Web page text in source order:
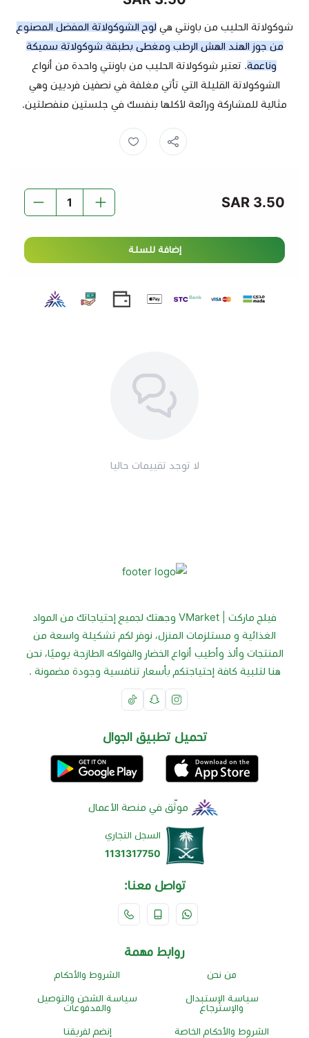
شوكولاتة الحليب من باونتي هي لوح الشوكولاتة المفضل المصنوع
من جوز الهند الهش الرطب ومغطى بطبقة شوكولاتة سميكة
وناعمة. تعتبر شوكولاتة الحليب من باونتي واحدة من أنواع
الشوكولاتة القليلة التي تأتي مغلفة في نصفين فرديين وهي
مثالية للمشاركة ورائعة لأكلها بنفسك في جلستين منفصلتين.
3.50 SAR
إضافة للسلة
لا توجد تقييمات حاليا
فيلج ماركت | VMarket وجهتك لجميع إحتياجاتك من المواد
الغذائية و مستلزمات المنزل، نوفر لكم تشكيلة واسعة من
المنتجات وألذ وأطيب أنواع الخضار والفواكه الطازجة يوميًا، نحن
هنا لتلبية كافة إحتياجتكم بأسعار تنافسية وجودة مضمونة .
تحميل تطبيق الجوال
موثّق في منصة الأعمال
السجل التجاري
1131317750
تواصل معنا:
روابط مهمة
من نحن الشروط والأحكام
سياسة الإستبدال
والإسترجاع
سياسة الشحن والتوصيل
والمدفوعات
الشروط والأحكام الخاصة
إنضم لفريقنا